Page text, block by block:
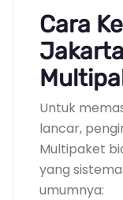
Cara
Untuk
lancar,
Multipaket
yang
umumnya: